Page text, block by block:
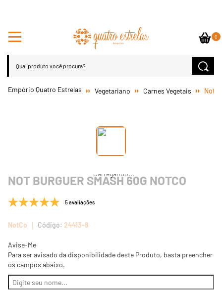
0
Vegetariano Carnes Vegetais Not
NOT BURGUER SMASH 60G NOTCO
5 avaliações
NotCo 24413-8
Avise-Me
Para ser avisado da disponibilidade deste Produto, basta preencher
os campos abaixo.